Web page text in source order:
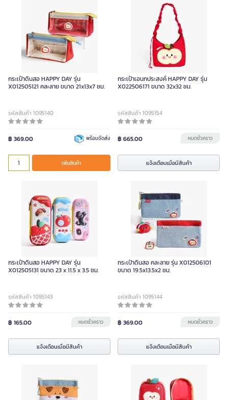
กระเป๋าดินสอ HAPPY DAY รุ่น
X012505121 คละลาย ขนาด 21x13x7 ซม.
รหัสสินค้า 1095140
฿ 369.00 พร้อมจัดส่ง
เพิ่มสินค้า
กระเป๋าเอนกประสงค์ HAPPY DAY รุ่น
X022506171 ขนาด 32x32 ซม.
รหัสสินค้า 1095154
฿ 665.00 หมดชั่วคราว
แจ้งเตือนเมื่อมีสินค้า
กระเป๋าดินสอ HAPPY DAY รุ่น
X012505131 ขนาด 23 x 11.5 x 3.5 ซม.
รหัสสินค้า 1095143
฿ 165.00 หมดชั่วคราว
แจ้งเตือนเมื่อมีสินค้า
กระเป๋าดินสอ คละลาย รุ่น X012506101
ขนาด 19.5x13.5x2 ซม.
รหัสสินค้า 1095144
฿ 369.00 หมดชั่วคราว
แจ้งเตือนเมื่อมีสินค้า